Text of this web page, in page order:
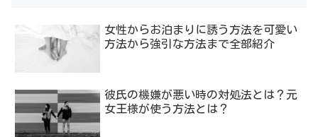
女性からお泊まりに誘う方法を可愛い
方法から強引な方法まで全部紹介
彼氏の機嫌が悪い時の対処法とは？元
女王様が使う方法とは？